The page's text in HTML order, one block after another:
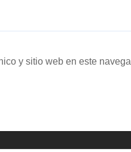
y sitio web en este